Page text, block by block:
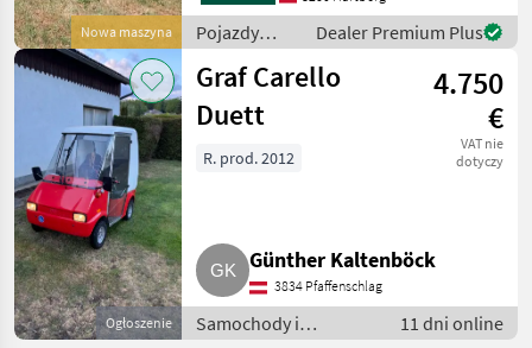
Nowa maszyna
Straßen
Pojazdy
silnikowe
rolnicze /
Carello
Dealer Premium Plus
Ogłoszenie
Graf Carello
Duett
4.750
€
VAT nie
dotyczy
R. prod. 2012
Günther Kaltenböck
3834 Pfaffenschlag
Samochody i
11 dni online